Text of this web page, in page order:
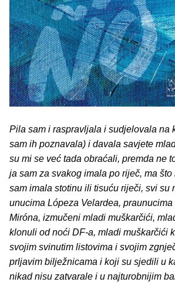
Pila sam i raspravljala i sudjelovala na
sam ih poznavala) i davala savjete
su mi se već tada obraćali, premda ne
ja sam za svakog imala po riječ, ma
sam imala stotinu ili tisuću riječi, svi su
unucima Lópeza Velardea,
Miróna, izmučeni mladi muškarčići,
klonuli od noći DF-a, mladi muškarčići
svojim svinutim listovima i svojim
prljavim bilježnicama i koji su sjedili u
nikad nisu zatvarale i u najturobnijim